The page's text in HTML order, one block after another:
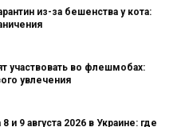
из-за бешенства у кота:
участвовать во флешмобах:
увлечения
и 9 августа 2026 в Украине: где